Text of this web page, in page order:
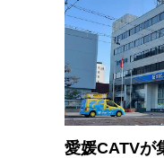
愛媛CATVが